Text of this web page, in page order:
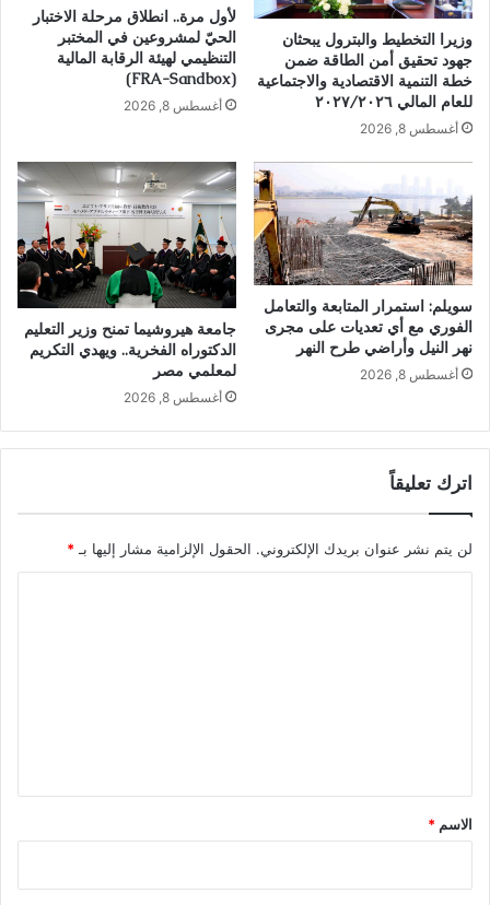
وزيرا التخطيط والبترول يبحثان
جهود تحقيق أمن الطاقة ضمن
خطة التنمية الاقتصادية والاجتماعية
للعام المالي ٢٠٢٧/٢٠٢٦
أغسطس 8, 2026
لأول مرة.. انطلاق مرحلة الاختبار
الحيّ لمشروعين في المختبر
التنظيمي لهيئة الرقابة المالية
(FRA-Sandbox)
أغسطس 8, 2026
سويلم: استمرار المتابعة والتعامل
الفوري مع أي تعديات على مجرى
نهر النيل وأراضي طرح النهر
أغسطس 8, 2026
جامعة هيروشيما تمنح وزير التعليم
الدكتوراه الفخرية.. ويهدي التكريم
لمعلمي مصر
أغسطس 8, 2026
اترك تعليقاً
لن يتم نشر عنوان بريدك الإلكتروني. الحقول الإلزامية مشار إليها بـ *
*
الاسم *